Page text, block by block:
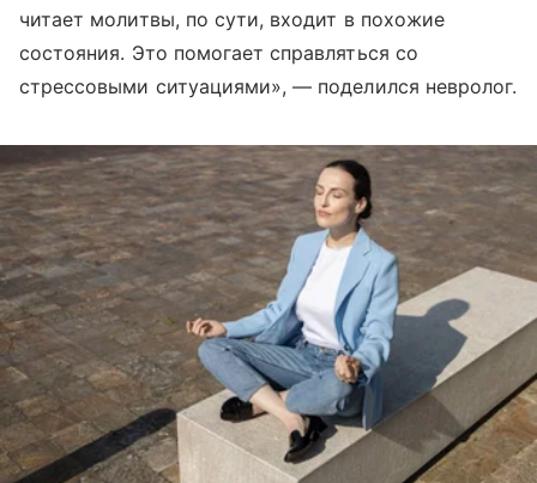
читает молитвы, по сути, входит в похожие
состояния. Это помогает справляться со
стрессовыми ситуациями», — поделился невролог.